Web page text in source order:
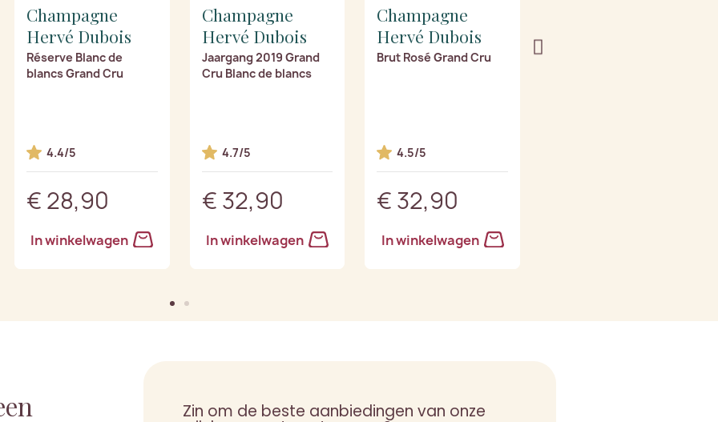
Champagne
Hervé Dubois
Réserve Blanc de
blancs Grand Cru
4.4/5
€ 28,90
In winkelwagen
Champagne
Hervé Dubois
Jaargang 2019 Grand
Cru Blanc de blancs
4.7/5
€ 32,90
In winkelwagen
Champagne
Hervé Dubois
Brut Rosé Grand Cru
4.5/5
€ 32,90
In winkelwagen
Zin om de beste aanbiedingen van onze